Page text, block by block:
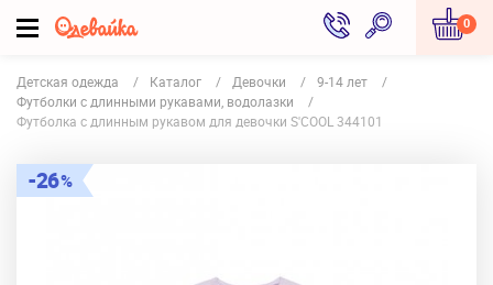
0
Детская одежда Каталог Девочки
9-14 лет
Футболки с длинными рукавами, водолазки
Футболка с длинным рукавом для девочки S'COOL 344101
26